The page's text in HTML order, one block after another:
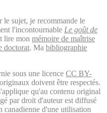
le sujet, je recommande le
l'incontournable Le goût de
lire mon mémoire de maîtrise
doctorat. Ma bibliographie
sous une licence CC BY-
doivent être respectés.
qu'au contenu original
par droit d'auteur est diffusé
canadienne d'une utilisation